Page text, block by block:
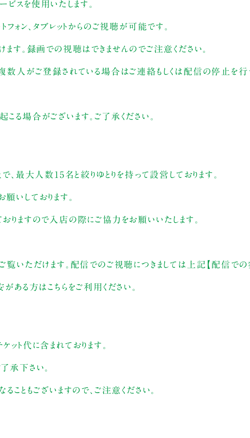
スを使用いたします。
ォン、タブレットからのご視聴が可能です。
す。録画での視聴はできませんのでご注意ください。
数人がご登録されている場合はご連絡もしくは配信の停止を行
る場合がございます。ご了承ください。
最大人数15名と絞りゆとりを持って設営しております。
いしております。
りますので入店の際にご協力をお願いいたします。
覧いただけます。配信でのご視聴につきましては上記【配信での
ある方はこちらをご利用ください。
ト代に含まれております。
承下さい。
こともございますので、ご注意ください。